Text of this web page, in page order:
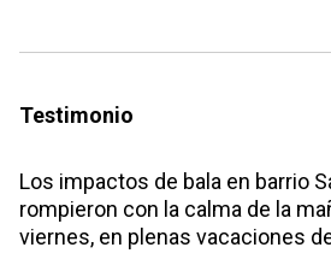
Testimonio
Los impactos de bala en barrio
rompieron con la calma de la
viernes, en plenas vacaciones